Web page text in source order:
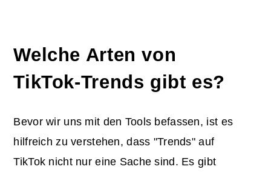
Welche Arten von
TikTok-Trends gibt es?
Bevor wir uns mit den Tools befassen, ist es
hilfreich zu verstehen, dass "Trends" auf
TikTok nicht nur eine Sache sind. Es gibt